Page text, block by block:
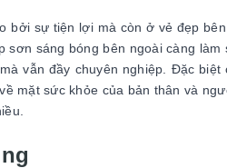
bởi sự tiện lợi mà còn ở vẻ đẹp
sơn sáng bóng bên ngoài càng
vẫn đầy chuyên nghiệp. Đặc
mặt sức khỏe của bản thân và